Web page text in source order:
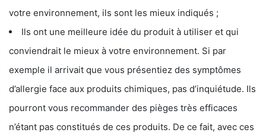
votre environnement, ils sont les mieux indiqués ;
Ils ont une meilleure idée du produit à utiliser et qui
conviendrait le mieux à votre environnement. Si par
exemple il arrivait que vous présentiez des symptômes
d’allergie face aux produits chimiques, pas d’inquiétude. Ils
pourront vous recommander des pièges très efficaces
n’étant pas constitués de ces produits. De ce fait, avec ces